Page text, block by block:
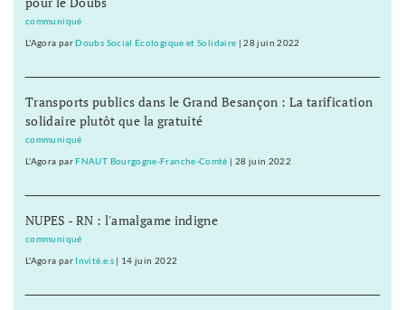
communiqué
L'Agora parDoubs Social Ecologique et Solidaire |28 juin 2022
Transports publics dans le Grand Besançon : La tarification
solidaire plutôt que la gratuité
communiqué
L'Agora parFNAUT Bourgogne-Franche-Comté | 28 juin 2022
NUPES - RN : l'amalgame indigne
communiqué
L'Agora par Invité.e.s| 14 juin 2022